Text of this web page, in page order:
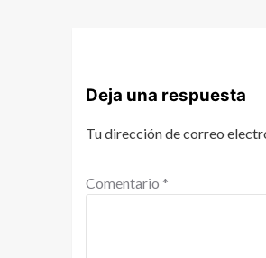
Deja una respuesta
Tu dirección de correo
Comentario *